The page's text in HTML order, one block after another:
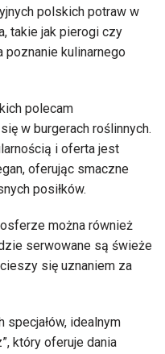
polskich potraw w
takie jak pierogi czy
poznanie kulinarnego
polecam
w burgerach roślinnych.
i oferta jest
oferując smaczne
posiłków.
można również
serwowane są świeże
się uznaniem za
specjałów, idealnym
który oferuje dania